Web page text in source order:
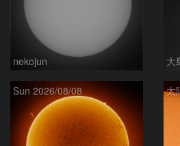
nekojun
Sun 2026/08/08 太